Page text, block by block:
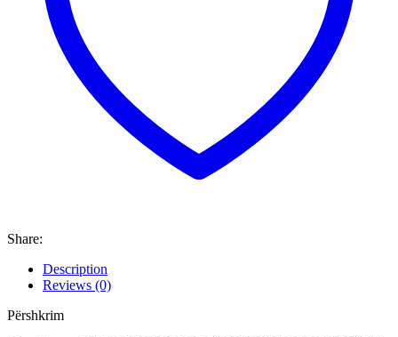
Share:
Description
Reviews (0)
Përshkrim